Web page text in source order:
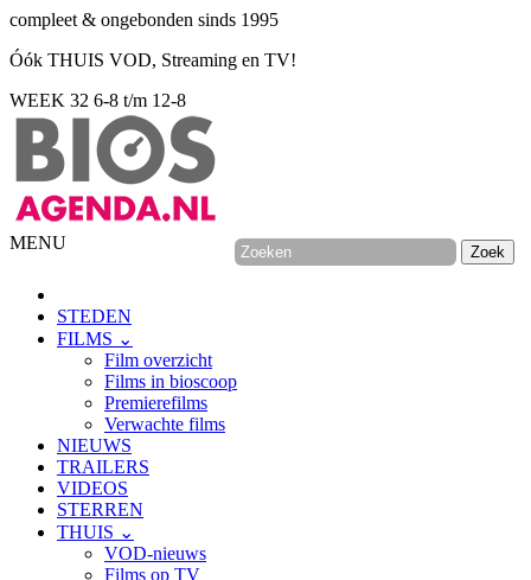
compleet & ongebonden sinds 1995
Óók THUIS VOD, Streaming en TV!
WEEK 32 6-8 t/m 12-8
MENU
STEDEN
FILMS ⌄
Film overzicht
Films in bioscoop
Premierefilms
Verwachte films
NIEUWS
TRAILERS
VIDEOS
STERREN
THUIS ⌄
VOD-nieuws
Films op TV